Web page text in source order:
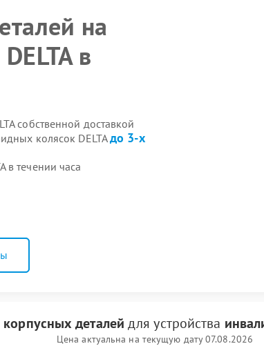
на
в
собственной доставкой
колясок DELTAдо 3-х
в течении часа
деталей для устройства
Цена актуальна на текущую дату 07.08.2026